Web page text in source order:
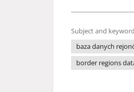
Subject and
baza danych
border regions